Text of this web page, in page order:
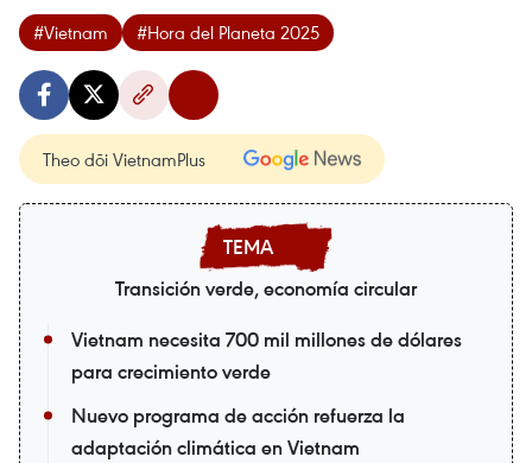
#Vietnam #Hora del Planeta 2025
Theo dõi VietnamPlus
Transición verde, economía circular
Vietnam necesita 700 mil millones de dólares
para crecimiento verde
Nuevo programa de acción refuerza la
adaptación climática en Vietnam